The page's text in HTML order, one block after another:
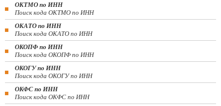
ОКТМО по ИНН
Поиск кода ОКТМО по ИНН
ОКАТО по ИНН
Поиск кода ОКАТО по ИНН
ОКОПФ по ИНН
Поиск кода ОКОПФ по ИНН
ОКОГУ по ИНН
Поиск кода ОКОГУ по ИНН
ОКФС по ИНН
Поиск кода ОКФС по ИНН